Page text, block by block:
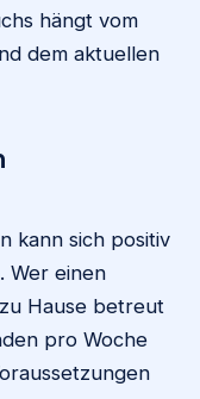
hängt vom
dem aktuellen
kann sich positiv
Wer einen
Hause betreut
pro Woche